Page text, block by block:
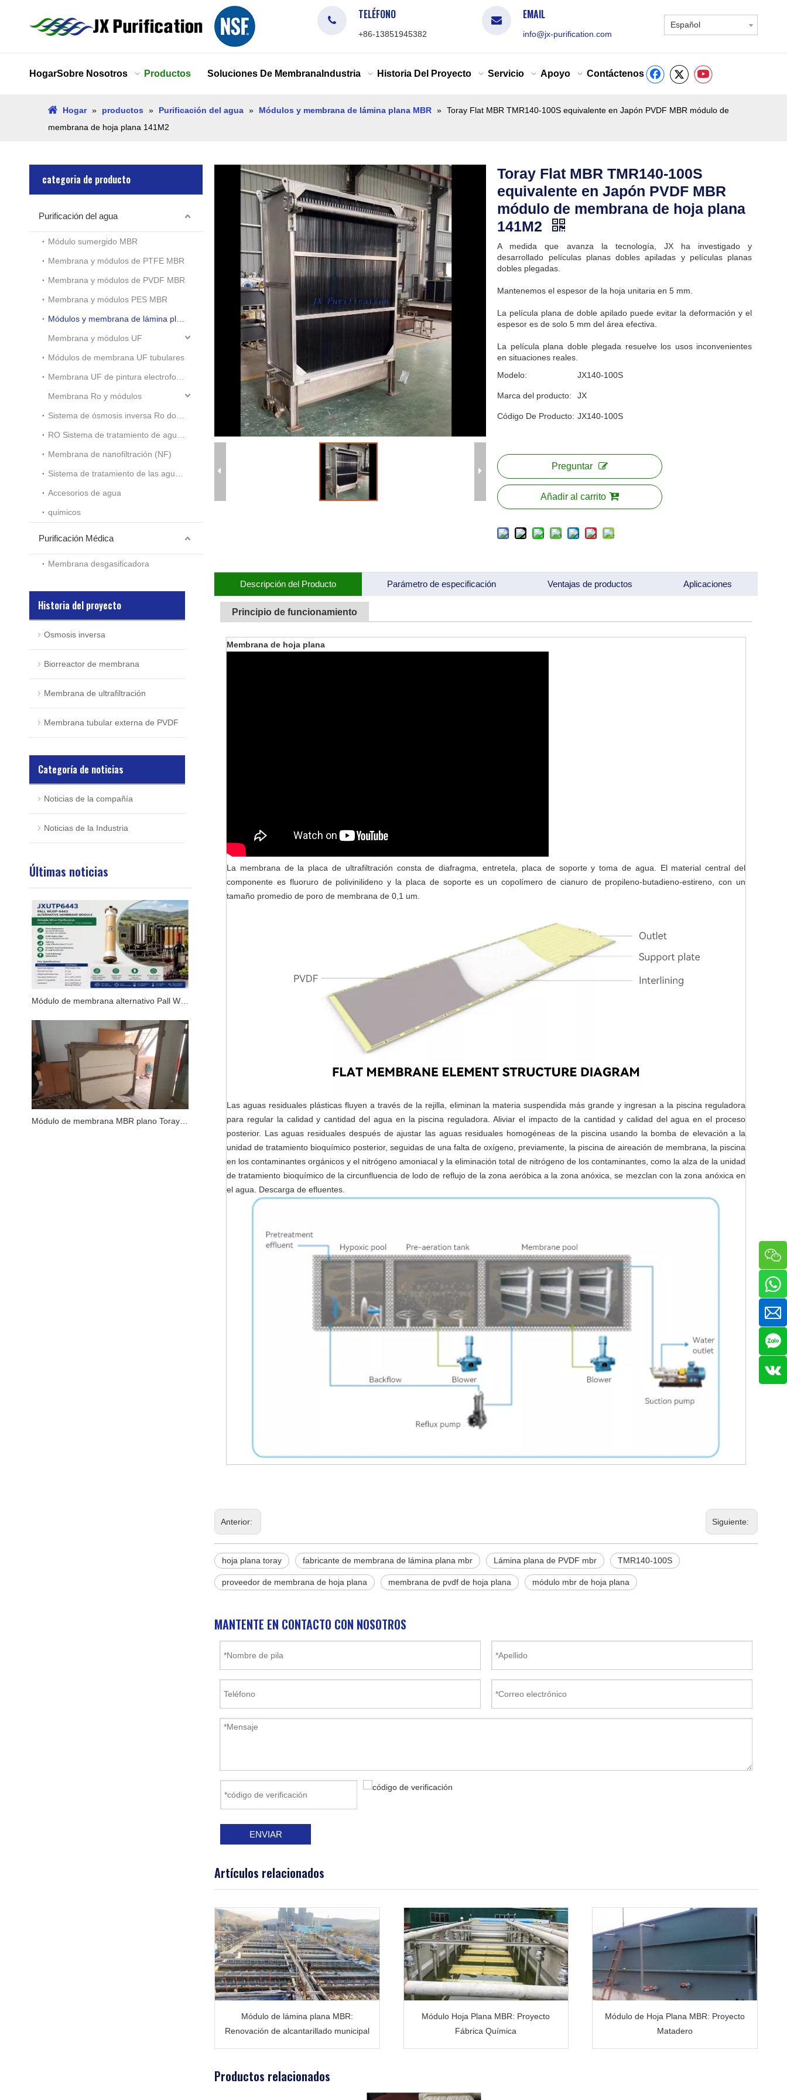
TELÉFONO
+86-13851945382
EMAIL
info@jx-purification.com
Español
HogarSobre Nosotros Productos Soluciones De Membrana Industria Historia Del Proyecto Servicio Apoyo Contáctenos
Hogar » productos » Purificación del agua » Módulos y membrana de lámina plana MBR » Toray Flat MBR TMR140-100S equivalente en Japón PVDF MBR módulo de
membrana de hoja plana 141M2
categoria de producto
Purificación del agua
Módulo sumergido MBR
Membrana y módulos de PTFE MBR
Membrana y módulos de PVDF MBR
Membrana y módulos PES MBR
Membrana y módulos UF
Módulos de membrana UF tubulares
Membrana Ro y módulos
Membrana de nanofiltración (NF)
Accesorios de agua
quimicos
Purificación Médica
Membrana desgasificadora
Historia del proyecto
Osmosis inversa
Biorreactor de membrana
Membrana de ultrafiltración
Membrana tubular externa de PVDF
Categoría de noticias
Noticias de la compañía
Noticias de la Industria
Últimas noticias
Toray Flat MBR TMR140-100S
equivalente en Japón PVDF MBR
módulo de membrana de hoja plana
141M2
A medida que avanza la tecnología, JX ha investigado y
desarrollado películas planas dobles apiladas y películas planas
dobles plegadas.
Mantenemos el espesor de la hoja unitaria en 5 mm.
La película plana de doble apilado puede evitar la deformación y el
espesor es de solo 5 mm del área efectiva.
La película plana doble plegada resuelve los usos inconvenientes
en situaciones reales.
Modelo:
JX140-100S
Marca del producto: JX
Código De Producto: JX140-100S
Preguntar
Añadir al carrito
Descripción del Producto Parámetro de especificación Ventajas de productos Aplicaciones
Principio de funcionamiento
Membrana de hoja plana
La membrana de la placa de ultrafiltración consta de diafragma, entretela, placa de soporte y toma de agua. El material central del
componente es fluoruro de polivinilideno y la placa de soporte es un copolímero de cianuro de propileno-butadieno-estireno, con un
tamaño promedio de poro de membrana de 0,1 um.
Las aguas residuales plásticas fluyen a través de la rejilla, eliminan la materia suspendida más grande y ingresan a la piscina reguladora
para regular la calidad y cantidad del agua en la piscina reguladora. Aliviar el impacto de la cantidad y calidad del agua en el proceso
posterior. Las aguas residuales después de ajustar las aguas residuales homogéneas de la piscina usando la bomba de elevación a la
unidad de tratamiento bioquímico posterior, seguidas de una falta de oxígeno, previamente, la piscina de aireación de membrana, la piscina
en los contaminantes orgánicos y el nitrógeno amoniacal y la eliminación total de nitrógeno de los contaminantes, como la alza de la unidad
de tratamiento bioquímico de la circunfluencia de lodo de reflujo de la zona aeróbica a la zona anóxica, se mezclan con la zona anóxica en
el agua. Descarga de efluentes.
Anterior: Siguiente:
hoja plana toray fabricante de membrana de lámina plana mbr Lámina plana de PVDF mbr TMR140-100S
proveedor de membrana de hoja plana membrana de pvdf de hoja plana módulo mbr de hoja plana
MANTENTE EN CONTACTO CON NOSOTROS
ENVIAR
Artículos relacionados
Módulo de lámina plana MBR:
Renovación de alcantarillado municipal
Módulo Hoja Plana MBR: Proyecto
Fábrica Química
Módulo de Hoja Plana MBR: Proyecto
Matadero
Productos relacionados